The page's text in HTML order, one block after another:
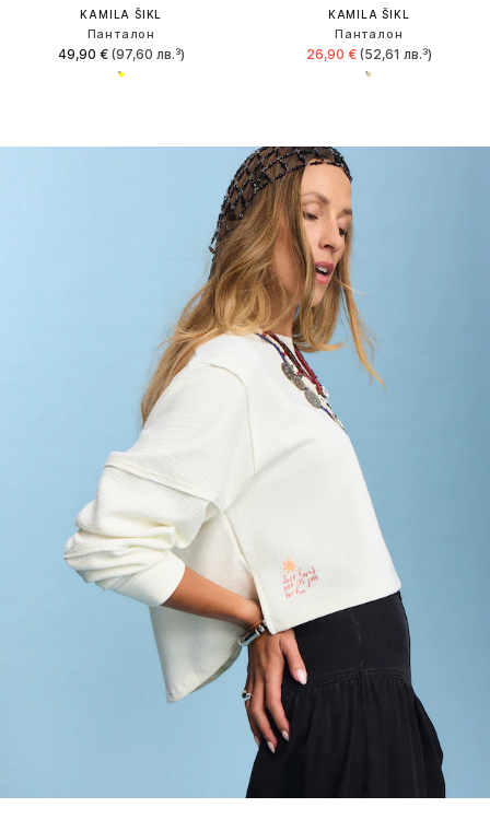
KAMILA ŠIKL
Панталон
49,90 €(97,60 лв.³)
KAMILA ŠIKL
Панталон
26,90 €(52,61 лв.³)